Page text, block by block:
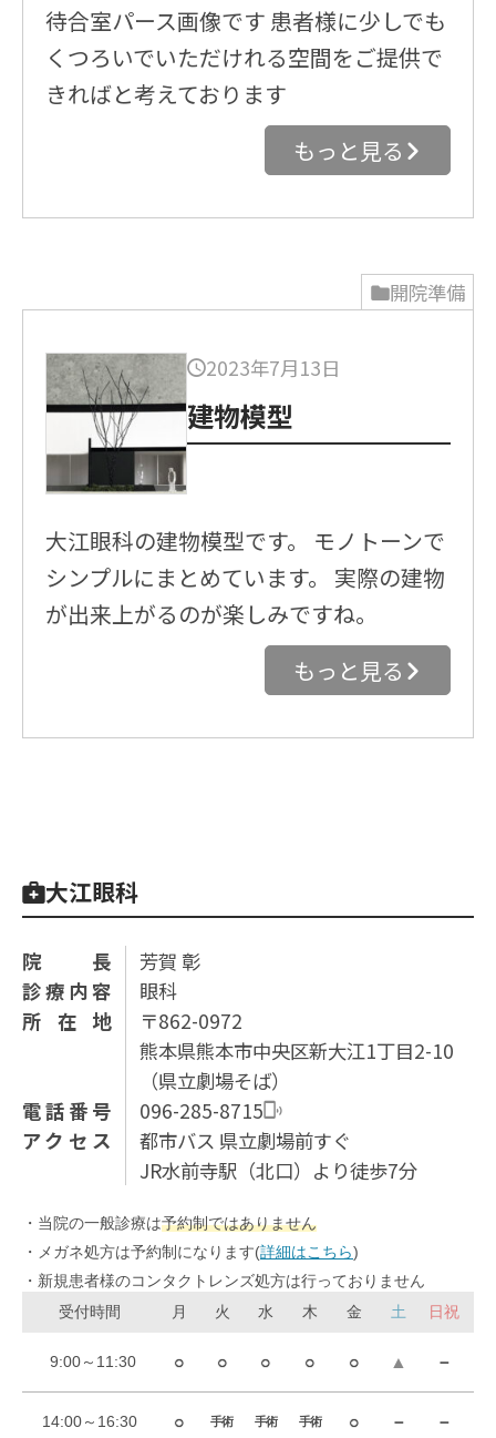
待合室パース画像です 患者様に少しでも
くつろいでいただけれる空間をご提供で
きればと考えております
もっと見る
開院準備
2023年7月13日
建物模型
大江眼科の建物模型です。 モノトーンで
シンプルにまとめています。 実際の建物
が出来上がるのが楽しみですね。
もっと見る
大江眼科
院長
芳賀 彰
診療内容
眼科
所在地
〒862-0972
熊本県熊本市中央区新大江1丁目2-10
（県⽴劇場そば）
電話番号
096-285-8715
アクセス
都市バス 県立劇場前すぐ
JR水前寺駅（北口）より徒歩7分